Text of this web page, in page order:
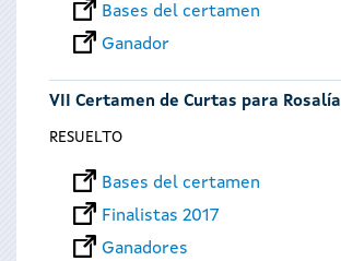
Bases del certamen
Ganador
VII Certamen de Curtas para Rosalía
RESUELTO
Bases del certamen
Finalistas 2017
Ganadores